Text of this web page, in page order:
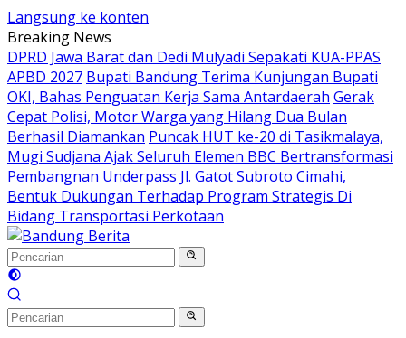
Langsung ke konten
Breaking News
DPRD Jawa Barat dan Dedi Mulyadi Sepakati KUA-PPAS
APBD 2027 Bupati Bandung Terima Kunjungan Bupati
OKI, Bahas Penguatan Kerja Sama Antardaerah Gerak
Cepat Polisi, Motor Warga yang Hilang Dua Bulan
Berhasil Diamankan Puncak HUT ke-20 di Tasikmalaya,
Mugi Sudjana Ajak Seluruh Elemen BBC Bertransformasi
Pembangnan Underpass Jl. Gatot Subroto Cimahi,
Bentuk Dukungan Terhadap Program Strategis Di
Bidang Transportasi Perkotaan